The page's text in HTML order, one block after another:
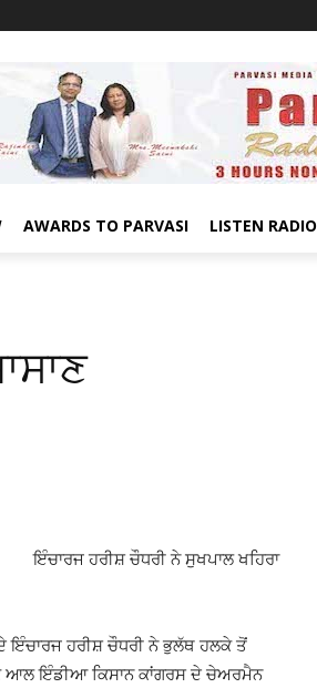
AWARDS TO PARVASI LISTEN RADIO
ਇੰਚਾਰਜ ਹਰੀਸ਼ ਚੌਧਰੀ ਨੇ ਸੁਖਪਾਲ ਖਹਿਰਾ
ਦੇ ਇੰਚਾਰਜ ਹਰੀਸ਼ ਚੌਧਰੀ ਨੇ ਭੁਲੱਥ ਹਲਕੇ ਤੋਂ
ਆਲ ਇੰਡੀਆ ਕਿਸਾਨ ਕਾਂਗਰਸ ਦੇ ਚੇਅਰਮੈਨ